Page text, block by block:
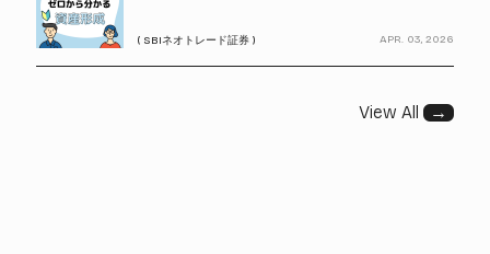
( SBIネオトレード証券 ) APR. 03, 2026
View All →